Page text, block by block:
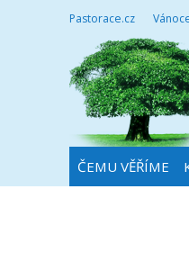
Pastorace.cz
ČEMU VĚŘÍME